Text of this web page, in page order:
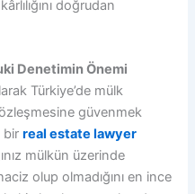
doğrudan
Denetimin Önemi
Türkiye’de mülk
güvenmek
birreal estate lawyer
mülkün üzerinde
olup olmadığını en ince